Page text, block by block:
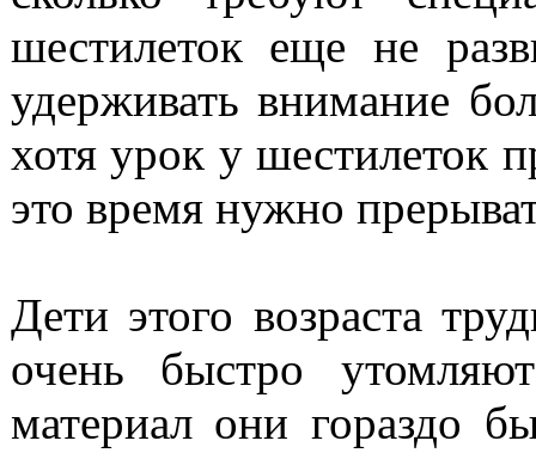
шестилеток еще не
удерживать внимание
хотя урок у шестилеток
это время нужно
Дети этого возраста
очень быстро
материал они гораздо